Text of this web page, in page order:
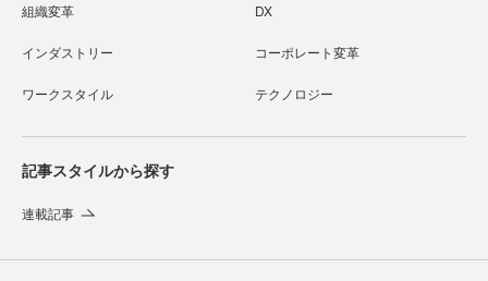
組織変革 DX
インダストリー コーポレート変革
ワークスタイル テクノロジー
記事スタイルから探す
連載記事